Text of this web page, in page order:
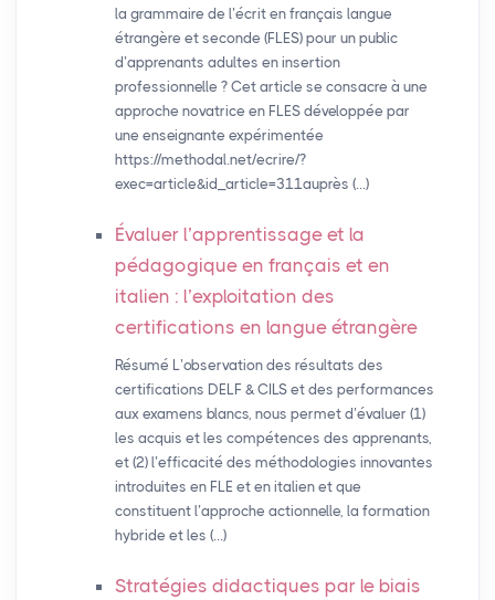
la grammaire de l’écrit en français langue
étrangère et seconde (FLES) pour un public
d’apprenants adultes en insertion
professionnelle ? Cet article se consacre à une
approche novatrice en FLES développée par
une enseignante expérimentée
https://methodal.net/ecrire/?
exec=article&id_article=311auprès (…)
Évaluer l’apprentissage et la
pédagogique en français et en
italien : l’exploitation des
certifications en langue étrangère
Résumé L’observation des résultats des
certifications DELF & CILS et des performances
aux examens blancs, nous permet d’évaluer (1)
les acquis et les compétences des apprenants,
et (2) l’efficacité des méthodologies innovantes
introduites en FLE et en italien et que
constituent l’approche actionnelle, la formation
hybride et les (…)
Stratégies didactiques par le biais